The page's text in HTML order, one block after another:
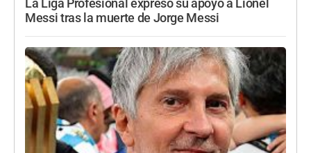
La Liga Profesional expresó su apoyo a Lionel
Messi tras la muerte de Jorge Messi